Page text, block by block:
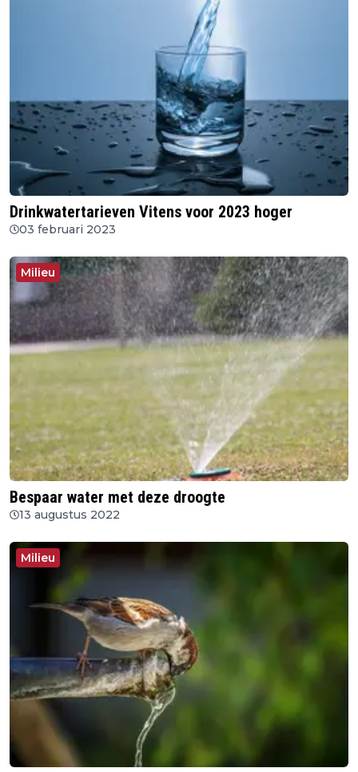
Drinkwatertarieven Vitens voor 2023 hoger
03 februari 2023
Milieu
Bespaar water met deze droogte
13 augustus 2022
Milieu